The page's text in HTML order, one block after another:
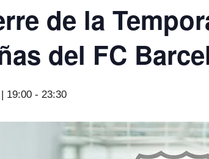
de la
del FC
19:00 - 23:30